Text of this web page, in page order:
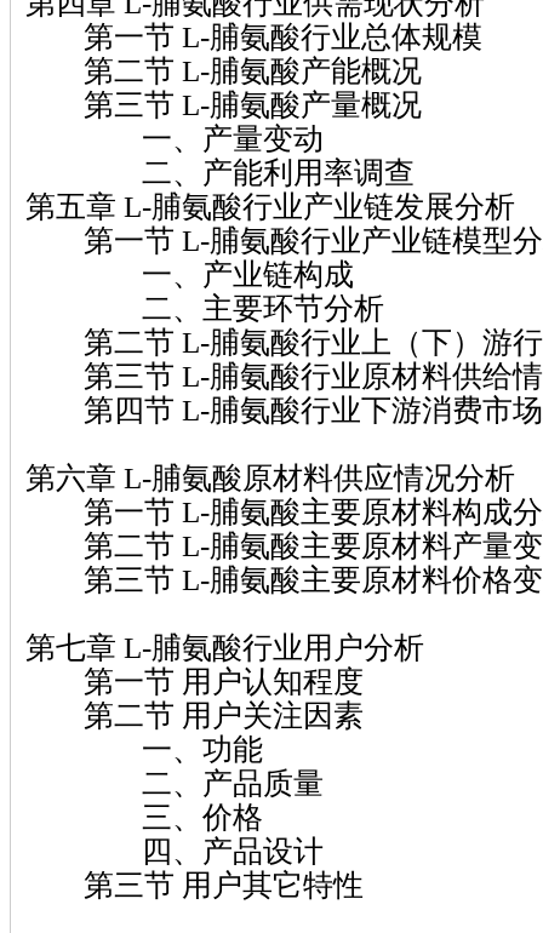
第一节 L-脯氨酸行业总体规模
第二节 L-脯氨酸产能概况
第三节 L-脯氨酸产量概况
一、产量变动
二、产能利用率调查
第五章 L-脯氨酸行业产业链发展分析
第一节 L-脯氨酸行业产业链模型
一、产业链构成
二、主要环节分析
第二节 L-脯氨酸行业上（下）游行
第三节 L-脯氨酸行业原材料供给
第四节 L-脯氨酸行业下游消费市
第六章 L-脯氨酸原材料供应情况分析
第一节 L-脯氨酸主要原材料构成
第二节 L-脯氨酸主要原材料产量
第三节 L-脯氨酸主要原材料价格变
第七章 L-脯氨酸行业用户分析
第一节 用户认知程度
第二节 用户关注因素
一、功能
二、产品质量
三、价格
四、产品设计
第三节 用户其它特性